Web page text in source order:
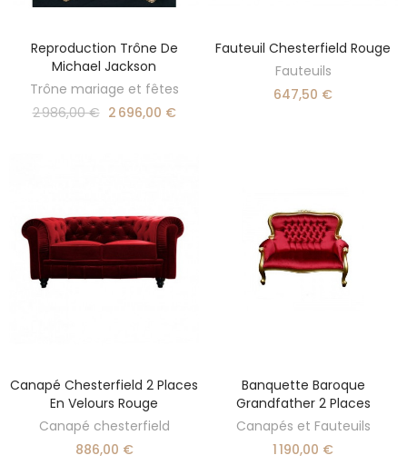
DÉCOUVRIR
Reproduction Trône De
Michael Jackson
Trône mariage et fêtes
2 986,00 € 2 696,00 €
AJOUTER AU PANIER
Fauteuil Chesterfield Rouge
Fauteuils
647,50 €
AJOUTER AU PANIER
Canapé Chesterfield 2 Places
En Velours Rouge
Canapé chesterfield
886,00 €
AJOUTER AU PANIER
Banquette Baroque
Grandfather 2 Places
Canapés et Fauteuils
1 190,00 €